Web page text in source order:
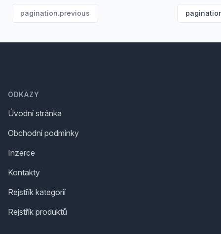
pagination.previous
ODKAZY
Úvodní stránka
Obchodní podmínky
Inzerce
Kontakty
Rejstřík kategorií
Rejstřík produktů